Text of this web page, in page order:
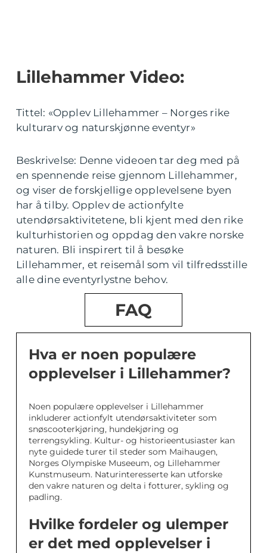
Lillehammer Video:
Tittel: «Opplev Lillehammer – Norges rike
kulturarv og naturskjønne eventyr»
Beskrivelse: Denne videoen tar deg med på
en spennende reise gjennom Lillehammer,
og viser de forskjellige opplevelsene byen
har å tilby. Opplev de actionfylte
utendørsaktivitetene, bli kjent med den rike
kulturhistorien og oppdag den vakre norske
naturen. Bli inspirert til å besøke
Lillehammer, et reisemål som vil tilfredsstille
alle dine eventyrlystne behov.
FAQ
Hva er noen populære
opplevelser i Lillehammer?
Noen populære opplevelser i Lillehammer
inkluderer actionfylt utendørsaktiviteter som
snøscooterkjøring, hundekjøring og
terrengsykling. Kultur- og historieentusiaster kan
nyte guidede turer til steder som Maihaugen,
Norges Olympiske Museeum, og Lillehammer
Kunstmuseum. Naturinteresserte kan utforske
den vakre naturen og delta i fotturer, sykling og
padling.
Hvilke fordeler og ulemper
er det med opplevelser i